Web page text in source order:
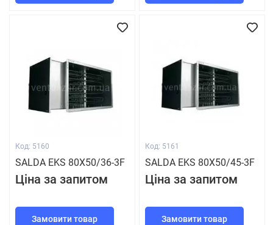
Код: 5160
SALDA EKS 80Х50/36-3F
Ціна за запитом
Замовити товар
Код: 5161
SALDA EKS 80Х50/45-3F
Ціна за запитом
Замовити товар